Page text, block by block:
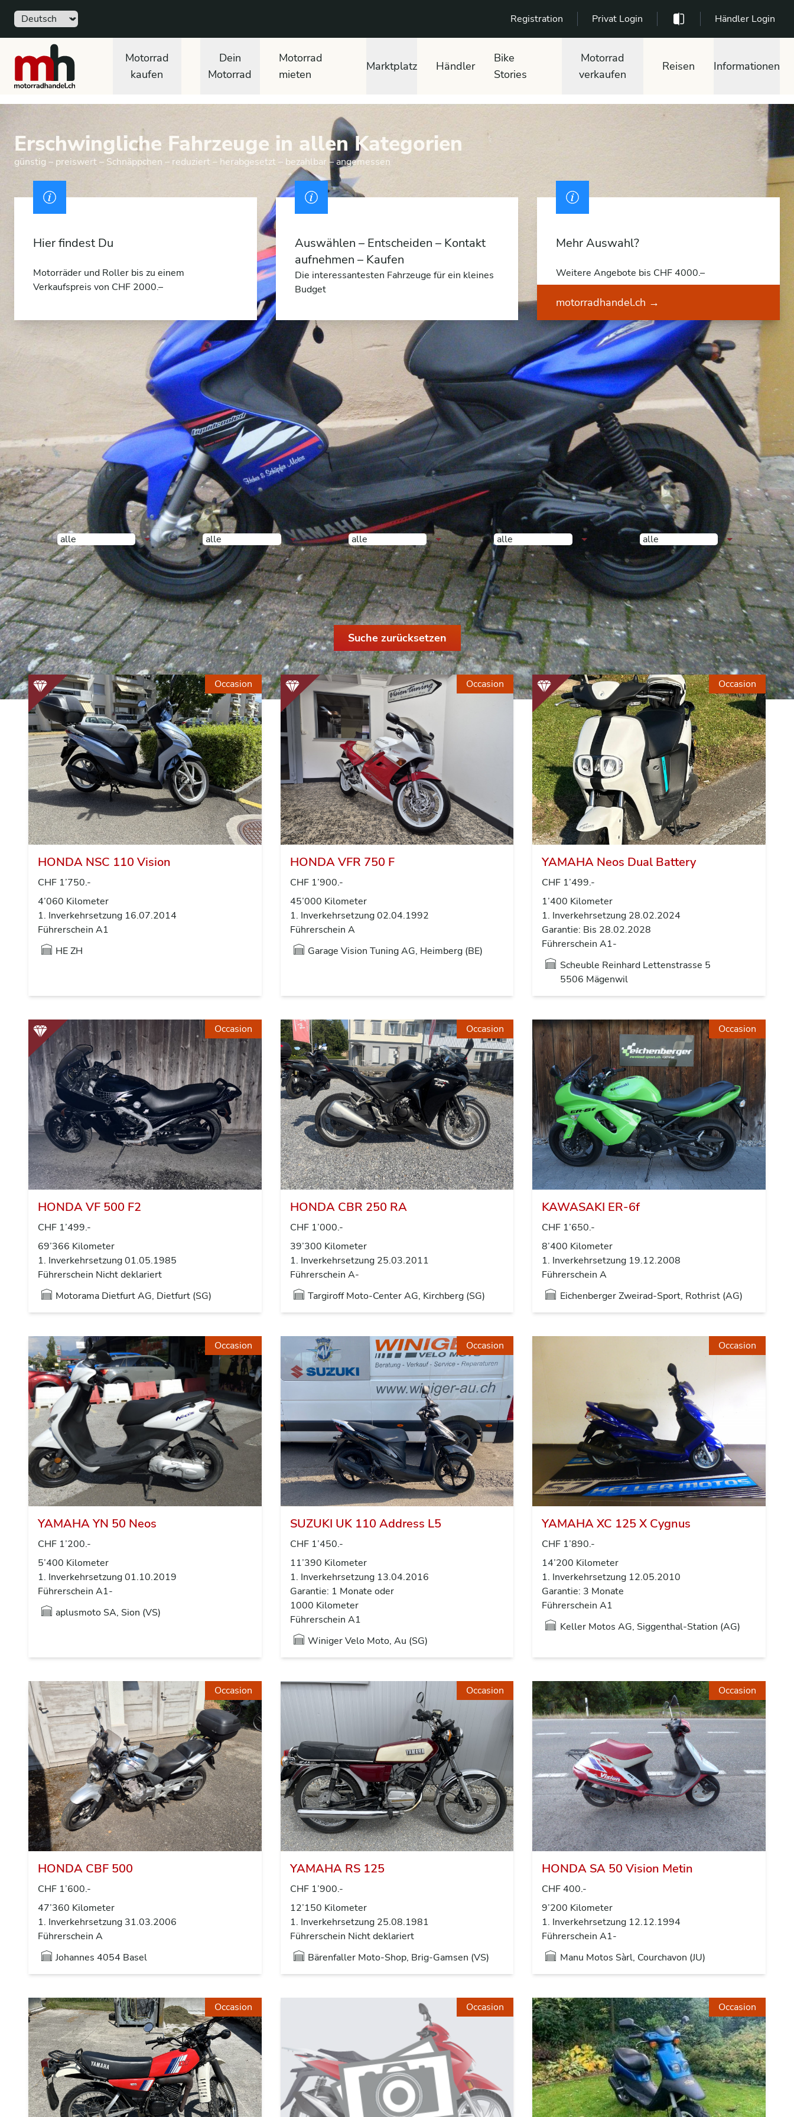
Sprache Registration Privat Login Händler Login
motorradhandel.ch
Motorrad
kaufen
Dein
Motorrad
Motorrad
mieten
Marktplatz Händler
Bike
Stories
Motorrad
verkaufen
Reisen Informationen
Erschwingliche Fahrzeuge in allen Kategorien
günstig – preiswert – Schnäppchen – reduziert – herabgesetzt – bezahlbar – angemessen
Ausweis
Hier findest Du
Motorräder und Roller bis zu einem
Verkaufspreis von CHF 2000.–
Auswählen – Entscheiden – Kontakt
aufnehmen – Kaufen
Die interessantesten Fahrzeuge für ein kleines
Budget
Mehr Auswahl?
Weitere Angebote bis CHF 4000.–
motorradhandel.ch →
auswählen – entscheiden – Kontakt aufnehmen – kaufen
Motorräder und Roller für Dein Budget:
nach Kategorie
alle
nach Marke
alle
nach Ausweis
alle
nach Preis
alle
nach Kanton
alle
Resultate274
Suche zurücksetzen
Occasion
HONDA NSC 110 Vision
CHF 1’750.-
4’060 Kilometer
1. Inverkehrsetzung 16.07.2014
Führerschein A1
HE ZH
Occasion
HONDA VFR 750 F
CHF 1’900.-
45’000 Kilometer
1. Inverkehrsetzung 02.04.1992
Führerschein A
Garage Vision Tuning AG, Heimberg (BE)
Occasion
YAMAHA Neos Dual Battery
CHF 1’499.-
1’400 Kilometer
1. Inverkehrsetzung 28.02.2024
Garantie: Bis 28.02.2028
Führerschein A1-
Scheuble Reinhard Lettenstrasse 5
5506 Mägenwil
Occasion
HONDA VF 500 F2
CHF 1’499.-
69’366 Kilometer
1. Inverkehrsetzung 01.05.1985
Führerschein Nicht deklariert
Motorama Dietfurt AG, Dietfurt (SG)
Occasion
HONDA CBR 250 RA
CHF 1’000.-
39’300 Kilometer
1. Inverkehrsetzung 25.03.2011
Führerschein A-
Targiroff Moto-Center AG, Kirchberg (SG)
Occasion
KAWASAKI ER-6f
CHF 1’650.-
8’400 Kilometer
1. Inverkehrsetzung 19.12.2008
Führerschein A
Eichenberger Zweirad-Sport, Rothrist (AG)
Occasion
YAMAHA YN 50 Neos
CHF 1’200.-
5’400 Kilometer
1. Inverkehrsetzung 01.10.2019
Führerschein A1-
aplusmoto SA, Sion (VS)
Occasion
SUZUKI UK 110 Address L5
CHF 1’450.-
11’390 Kilometer
1. Inverkehrsetzung 13.04.2016
Garantie: 1 Monate oder
1000 Kilometer
Führerschein A1
Winiger Velo Moto, Au (SG)
Occasion
YAMAHA XC 125 X Cygnus
CHF 1’890.-
14’200 Kilometer
1. Inverkehrsetzung 12.05.2010
Garantie: 3 Monate
Führerschein A1
Keller Motos AG, Siggenthal-Station (AG)
Occasion
HONDA CBF 500
CHF 1’600.-
47’360 Kilometer
1. Inverkehrsetzung 31.03.2006
Führerschein A
Johannes4054 Basel
Occasion
YAMAHA RS 125
CHF 1’900.-
12’150 Kilometer
1. Inverkehrsetzung 25.08.1981
Führerschein Nicht deklariert
Bärenfaller Moto-Shop, Brig-Gamsen (VS)
Occasion
HONDA SA 50 Vision Metin
CHF 400.-
9’200 Kilometer
1. Inverkehrsetzung 12.12.1994
Führerschein A1-
Manu Motos Sàrl, Courchavon (JU)
Occasion Occasion Occasion